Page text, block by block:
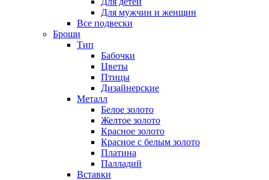
Для мужчин и женщин
Все подвески
Броши
Тип
Бабочки
Цветы
Птицы
Дизайнерские
Металл
Белое золото
Желтое золото
Красное золото
Красное с белым золото
Платина
Палладий
Вставки